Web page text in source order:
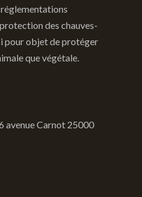
réglementations
des chauves-
pour objet de protéger
que végétale.
avenue Carnot 25000